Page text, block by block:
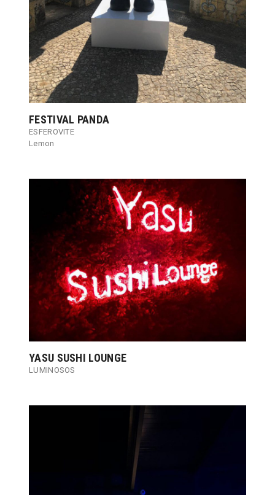
FESTIVAL PANDA
ESFEROVITE
Lemon
YASU SUSHI LOUNGE
LUMINOSOS